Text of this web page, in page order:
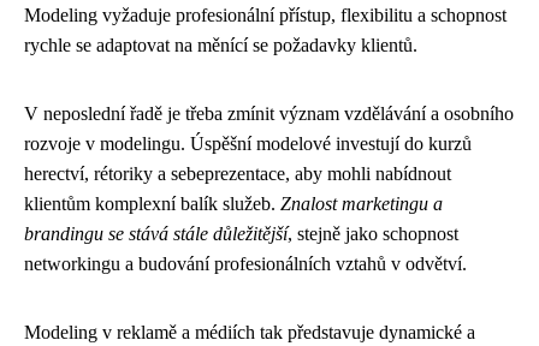
Modeling vyžaduje profesionální přístup, flexibilitu a schopnost
rychle se adaptovat na měnící se požadavky klientů.
V neposlední řadě je třeba zmínit význam vzdělávání a osobního
rozvoje v modelingu. Úspěšní modelové investují do kurzů
herectví, rétoriky a sebeprezentace, aby mohli nabídnout
klientům komplexní balík služeb. Znalost marketingu a
brandingu se stává stále důležitější, stejně jako schopnost
networkingu a budování profesionálních vztahů v odvětví.
Modeling v reklamě a médiích tak představuje dynamické a